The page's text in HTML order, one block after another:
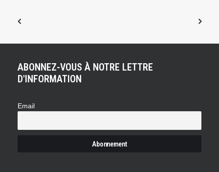
ABONNEZ-VOUS À NOTRE LETTRE
D'INFORMATION
Email